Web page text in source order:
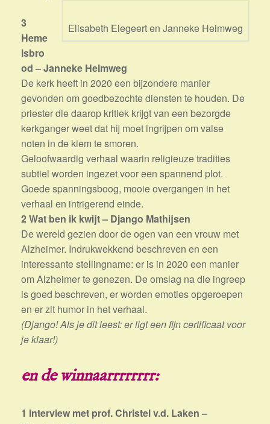
Elisabeth Elegeert en Janneke Heimweg
3
Heme
lsbro
od – Janneke Heimweg
De kerk heeft in 2020 een bijzondere manier
gevonden om goedbezochte diensten te houden. De
priester die daarop kritiek krijgt van een bezorgde
kerkganger weet dat hij moet ingrijpen om valse
noten in de kiem te smoren.
Geloofwaardig verhaal waarin religieuze tradities
subtiel worden ingezet voor een spannend plot.
Goede spanningsboog, mooie overgangen in het
verhaal en intrigerend einde.
2 Wat ben ik kwijt – Django Mathijsen
De wereld gezien door de ogen van een vrouw met
Alzheimer. Indrukwekkend beschreven en een
interessante stellingname: er is in 2020 een manier
om Alzheimer te genezen. De omslag na die ingreep
is goed beschreven, er worden emoties opgeroepen
en er zit humor in het verhaal.
(Django! Als je dit leest: er ligt een fijn certificaat voor
je klaar!)
en de winnaarrrrrrrr:
1 Interview met prof. Christel v.d. Laken –